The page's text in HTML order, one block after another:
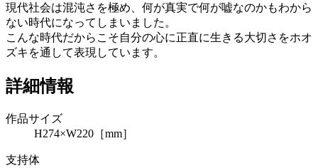
現代社会は混沌さを極め、何が真実で何が嘘なのかもわから
ない時代になってしまいました。
こんな時代だからこそ自分の心に正直に生きる大切さをホオ
ズキを通して表現しています。
詳細情報
作品サイズ
H274×W220［mm］
支持体